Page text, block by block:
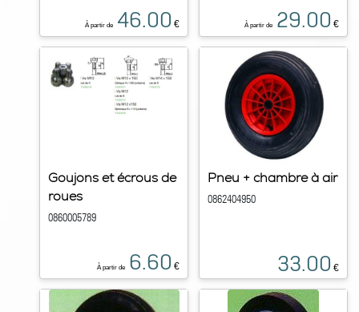
À partir de 46.00 € À partir de 29.00 €
Goujons et écrous de
roues
0860005789
À partir de 6.60 €
Pneu + chambre à air
0862404950
33.00 €